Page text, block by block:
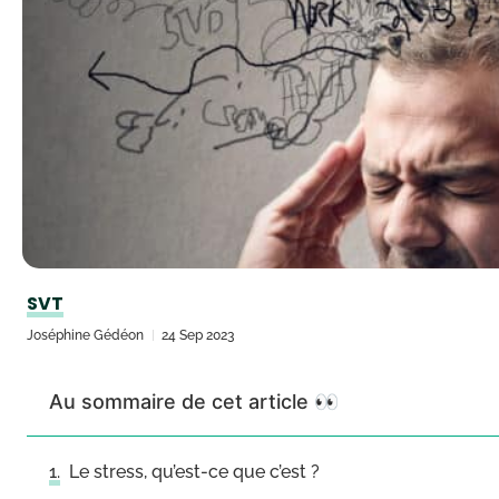
SVT
Joséphine Gédéon 24 Sep 2023
Au sommaire de cet article 👀
Le stress, qu’est-ce que c’est ?